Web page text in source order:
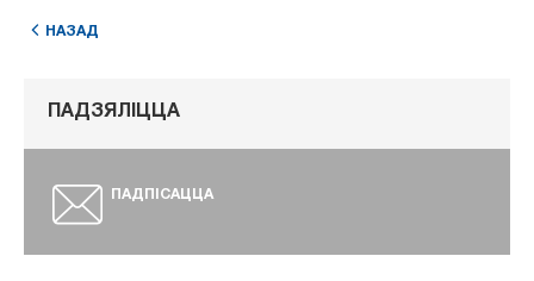
НАЗАД
ПАДЗЯЛІЦЦА
ПАДПІСАЦЦА